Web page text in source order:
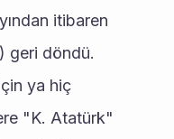
itibaren
geri döndü.
ya hiç
"K. Atatürk"